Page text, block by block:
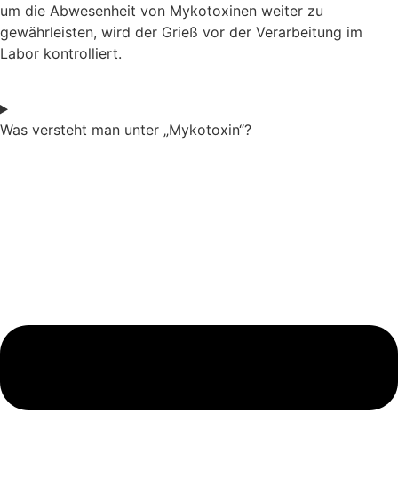
um die Abwesenheit von Mykotoxinen weiter zu
gewährleisten, wird der Grieß vor der Verarbeitung im
Labor kontrolliert.
Was versteht man unter „Mykotoxin“?